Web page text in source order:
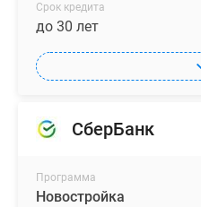
Срок кредита
до 30 лет
СберБанк
Программа
Новостройка